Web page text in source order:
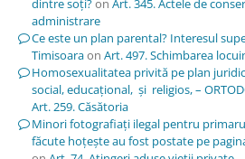
dintre soți?on Art. 345. Actele de
administrare
Ce este un plan parental? Interesul
Timisoaraon Art. 497. Schimbarea
Homosexualitatea privită pe plan
social, educațional, și religios, –
Art. 259. Căsătoria
Minori fotografiați ilegal pentru
făcute hoțește au fost postate pe